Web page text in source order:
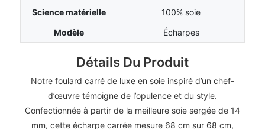
Science matérielle
100% soie
Modèle
Écharpes
Détails Du Produit
Notre foulard carré de luxe en soie inspiré d’un chef-
d’œuvre témoigne de l’opulence et du style.
Confectionnée à partir de la meilleure soie sergée de 14
mm, cette écharpe carrée mesure 68 cm sur 68 cm,